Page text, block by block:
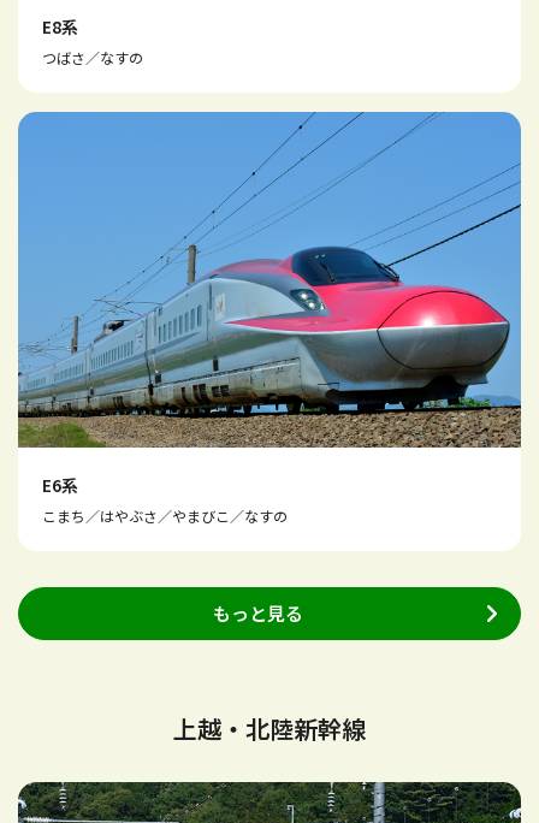
E8系
つばさ／なすの
E6系
こまち／はやぶさ／やまびこ／なすの
もっと見る
上越・北陸新幹線